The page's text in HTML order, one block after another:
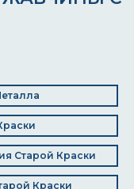
Старой Краски
Краски